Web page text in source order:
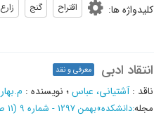
کلیدواژه ها: اقتراح گنج زارع
انتقاد ادبی معرفی و نقد
ناقد :آشتیانی، عباس؛ نویسنده : م.بهار
مجله:دانشکده»بهمن 1297 - شماره 9 (‎11 صفحه -